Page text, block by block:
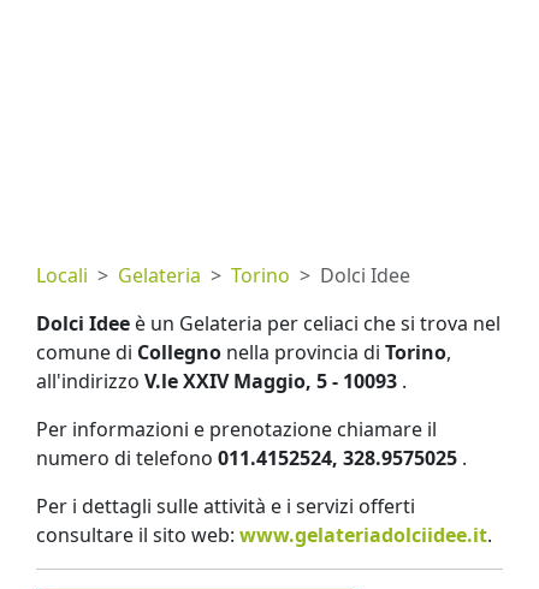
Locali Gelateria Torino
Dolci Idee
Dolci Idee è un Gelateria per celiaci che si trova nel
comune di Collegno nella provincia di Torino,
all'indirizzo V.le XXIV Maggio, 5 - 10093 .
Per informazioni e prenotazione chiamare il
numero di telefono 011.4152524, 328.9575025 .
Per i dettagli sulle attività e i servizi offerti
consultare il sito web: www.gelateriadolciidee.it.